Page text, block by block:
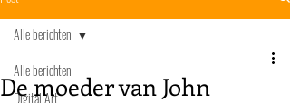
Alle berichten
Digital Art
Alle berichten
De moeder van John